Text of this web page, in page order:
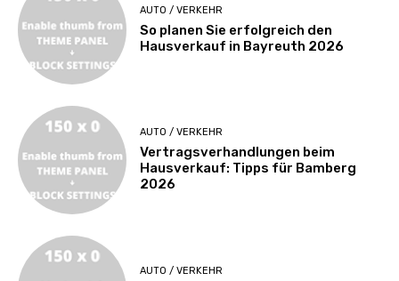
AUTO / VERKEHR
So planen Sie erfolgreich den
Hausverkauf in Bayreuth 2026
AUTO / VERKEHR
Vertragsverhandlungen beim
Hausverkauf: Tipps für Bamberg
2026
AUTO / VERKEHR